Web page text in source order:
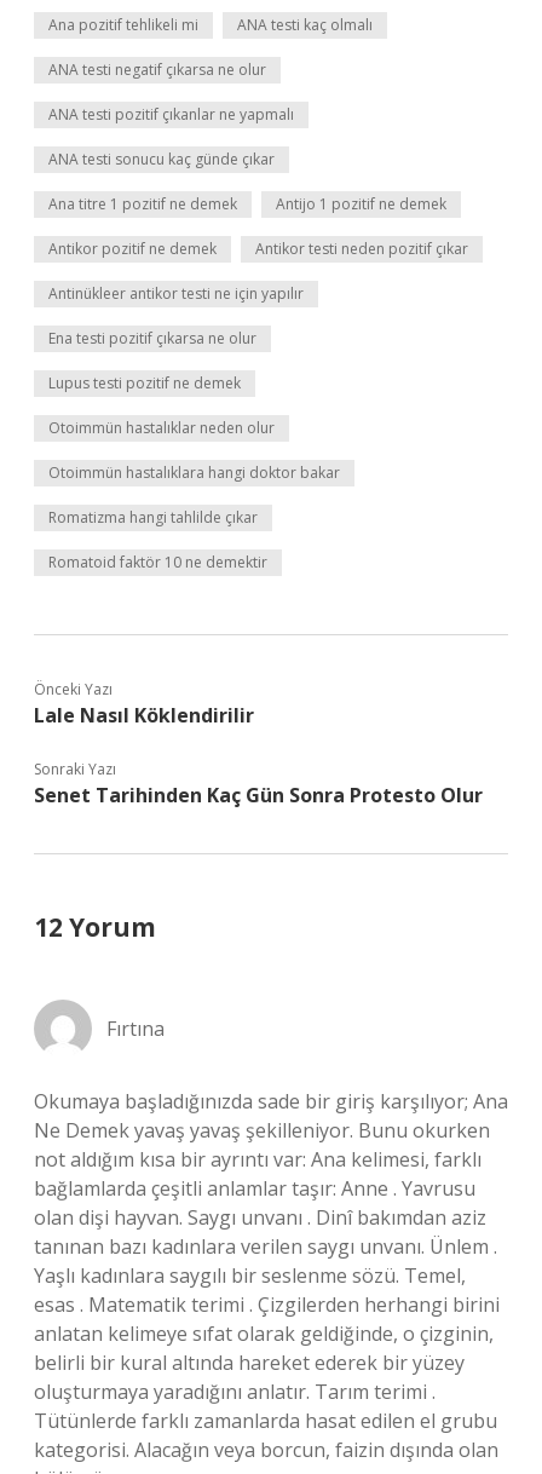
Ana pozitif tehlikeli mi ANA testi kaç olmalı
ANA testi negatif çıkarsa ne olur
ANA testi pozitif çıkanlar ne yapmalı
ANA testi sonucu kaç günde çıkar
Ana titre 1 pozitif ne demek Antijo 1 pozitif ne demek
Antikor pozitif ne demek Antikor testi neden pozitif çıkar
Antinükleer antikor testi ne için yapılır
Ena testi pozitif çıkarsa ne olur
Lupus testi pozitif ne demek
Otoimmün hastalıklar neden olur
Otoimmün hastalıklara hangi doktor bakar
Romatizma hangi tahlilde çıkar
Romatoid faktör 10 ne demektir
Önceki Yazı
Lale Nasıl Köklendirilir
Sonraki Yazı
Senet Tarihinden Kaç Gün Sonra Protesto Olur
12 Yorum
Fırtına
Okumaya başladığınızda sade bir giriş karşılıyor; Ana
Ne Demek yavaş yavaş şekilleniyor. Bunu okurken
not aldığım kısa bir ayrıntı var: Ana kelimesi, farklı
bağlamlarda çeşitli anlamlar taşır: Anne . Yavrusu
olan dişi hayvan. Saygı unvanı . Dinî bakımdan aziz
tanınan bazı kadınlara verilen saygı unvanı. Ünlem .
Yaşlı kadınlara saygılı bir seslenme sözü. Temel,
esas . Matematik terimi . Çizgilerden herhangi birini
anlatan kelimeye sıfat olarak geldiğinde, o çizginin,
belirli bir kural altında hareket ederek bir yüzey
oluşturmaya yaradığını anlatır. Tarım terimi .
Tütünlerde farklı zamanlarda hasat edilen el grubu
kategorisi. Alacağın veya borcun, faizin dışında olan